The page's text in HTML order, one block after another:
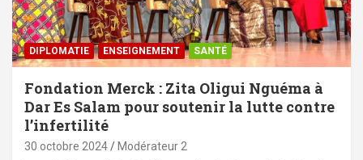
DIPLOMATIE ENSEIGNEMENT SANTÉ
Fondation Merck : Zita Oligui Nguéma à
Dar Es Salam pour soutenir la lutte contre
l’infertilité
30 octobre 2024 Modérateur 2